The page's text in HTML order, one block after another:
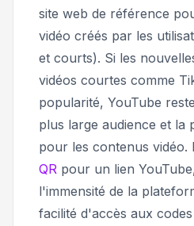
site web de référence
vidéo créés par les
et courts). Si les
vidéos courtes comme
popularité, YouTube
plus large audience et la
pour les contenus vidéo.
QR pour un lien
l'immensité de la
facilité d'accès aux